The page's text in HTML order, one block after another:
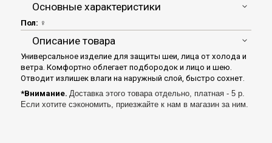
Основные характеристики
Пол: ♀
Описание товара
Универсальное изделие для защиты шеи, лица от холода и
ветра. Комфортно облегает подбородок и лицо и шею.
Отводит излишек влаги на наружный слой, быстро сохнет.
*Внимание. Доставка этого товара отдельно, платная - 5 р.
Если хотите сэкономить, приезжайте к нам в магазин за ним.